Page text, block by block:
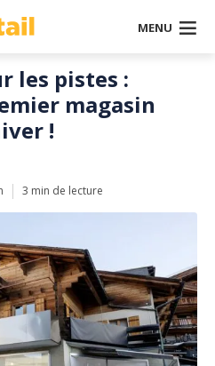
MENU
les pistes :
magasin
!
3 min de lecture